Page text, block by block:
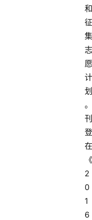
和
征
集
志
愿
计
划
。
刊
登
在
《
2
0
1
6